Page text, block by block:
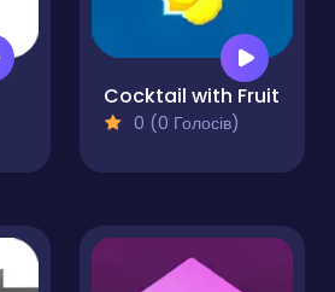
Cocktail with Fruit
0 (0 Голосів)